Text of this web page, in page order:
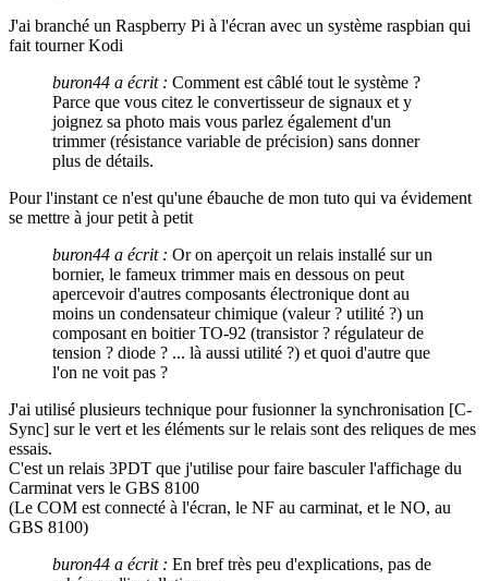
J'ai branché un Raspberry Pi à l'écran avec un système raspbian qui
fait tourner Kodi
buron44 a écrit : Comment est câblé tout le système ?
Parce que vous citez le convertisseur de signaux et y
joignez sa photo mais vous parlez également d'un
trimmer (résistance variable de précision) sans donner
plus de détails.
Pour l'instant ce n'est qu'une ébauche de mon tuto qui va évidement
se mettre à jour petit à petit
buron44 a écrit : Or on aperçoit un relais installé sur un
bornier, le fameux trimmer mais en dessous on peut
apercevoir d'autres composants électronique dont au
moins un condensateur chimique (valeur ? utilité ?) un
composant en boitier TO-92 (transistor ? régulateur de
tension ? diode ? ... là aussi utilité ?) et quoi d'autre que
l'on ne voit pas ?
J'ai utilisé plusieurs technique pour fusionner la synchronisation [C-
Sync] sur le vert et les éléments sur le relais sont des reliques de mes
essais.
C'est un relais 3PDT que j'utilise pour faire basculer l'affichage du
Carminat vers le GBS 8100
(Le COM est connecté à l'écran, le NF au carminat, et le NO, au
GBS 8100)
buron44 a écrit : En bref très peu d'explications, pas de